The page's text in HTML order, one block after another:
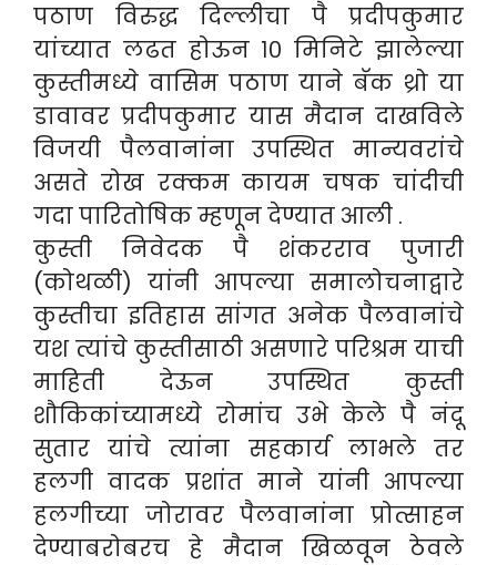
पठाण विरुद्ध दिल्लीचा पै प्रदीपकुमार
यांच्यात लढत होऊन १० मिनिटे झालेल्या
कुस्तीमध्ये वासिम पठाण याने बॅक थ्रो या
डावावर प्रदीपकुमार यास मैदान दाखविले
विजयी पैलवानांना उपस्थित मान्यवरांचे
असते रोख रक्कम कायम चषक चांदीची
गदा पारितोषिक म्हणून देण्यात आली .
कुस्ती निवेदक पै शंकरराव पुजारी
(कोथळी) यांनी आपल्या समालोचनाद्वारे
कुस्तीचा इतिहास सांगत अनेक पैलवानांचे
यश त्यांचे कुस्तीसाठी असणारे परिश्रम याची
माहिती देऊन उपस्थित कुस्ती
शौकिकांच्यामध्ये रोमांच उभे केले पै नंदू
सुतार यांचे त्यांना सहकार्य लाभले तर
हलगी वादक प्रशांत माने यांनी आपल्या
हलगीच्या जोरावर पैलवानांना प्रोत्साहन
देण्याबरोबरच हे मैदान खिळवून ठेवले